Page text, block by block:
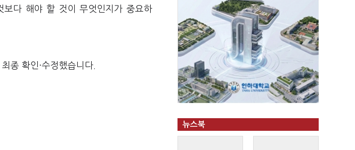
다 해야 할 것이 무엇인지가 중요하
종 확인·수정했습니다.
뉴스북